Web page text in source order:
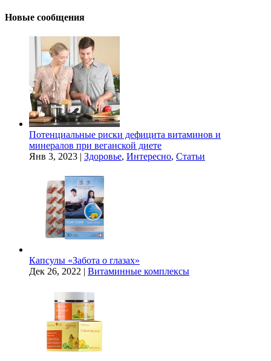
Новые сообщения
Потенциальные риски дефицита витаминов и
минералов при веганской диете
Янв 3, 2023 | Здоровье, Интересно, Статьи
Капсулы «Забота о глазах»
Дек 26, 2022 | Витаминные комплексы